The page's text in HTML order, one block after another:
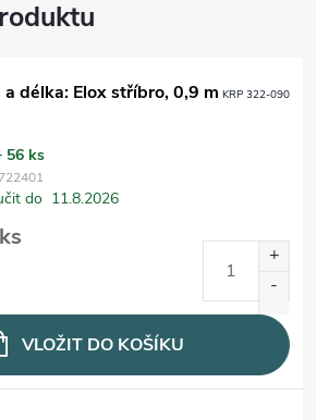
a délka: Elox stříbro, 0,9 m KRP 322-090
56 ks
do 11.8.2026
VLOŽIT DO KOŠÍKU